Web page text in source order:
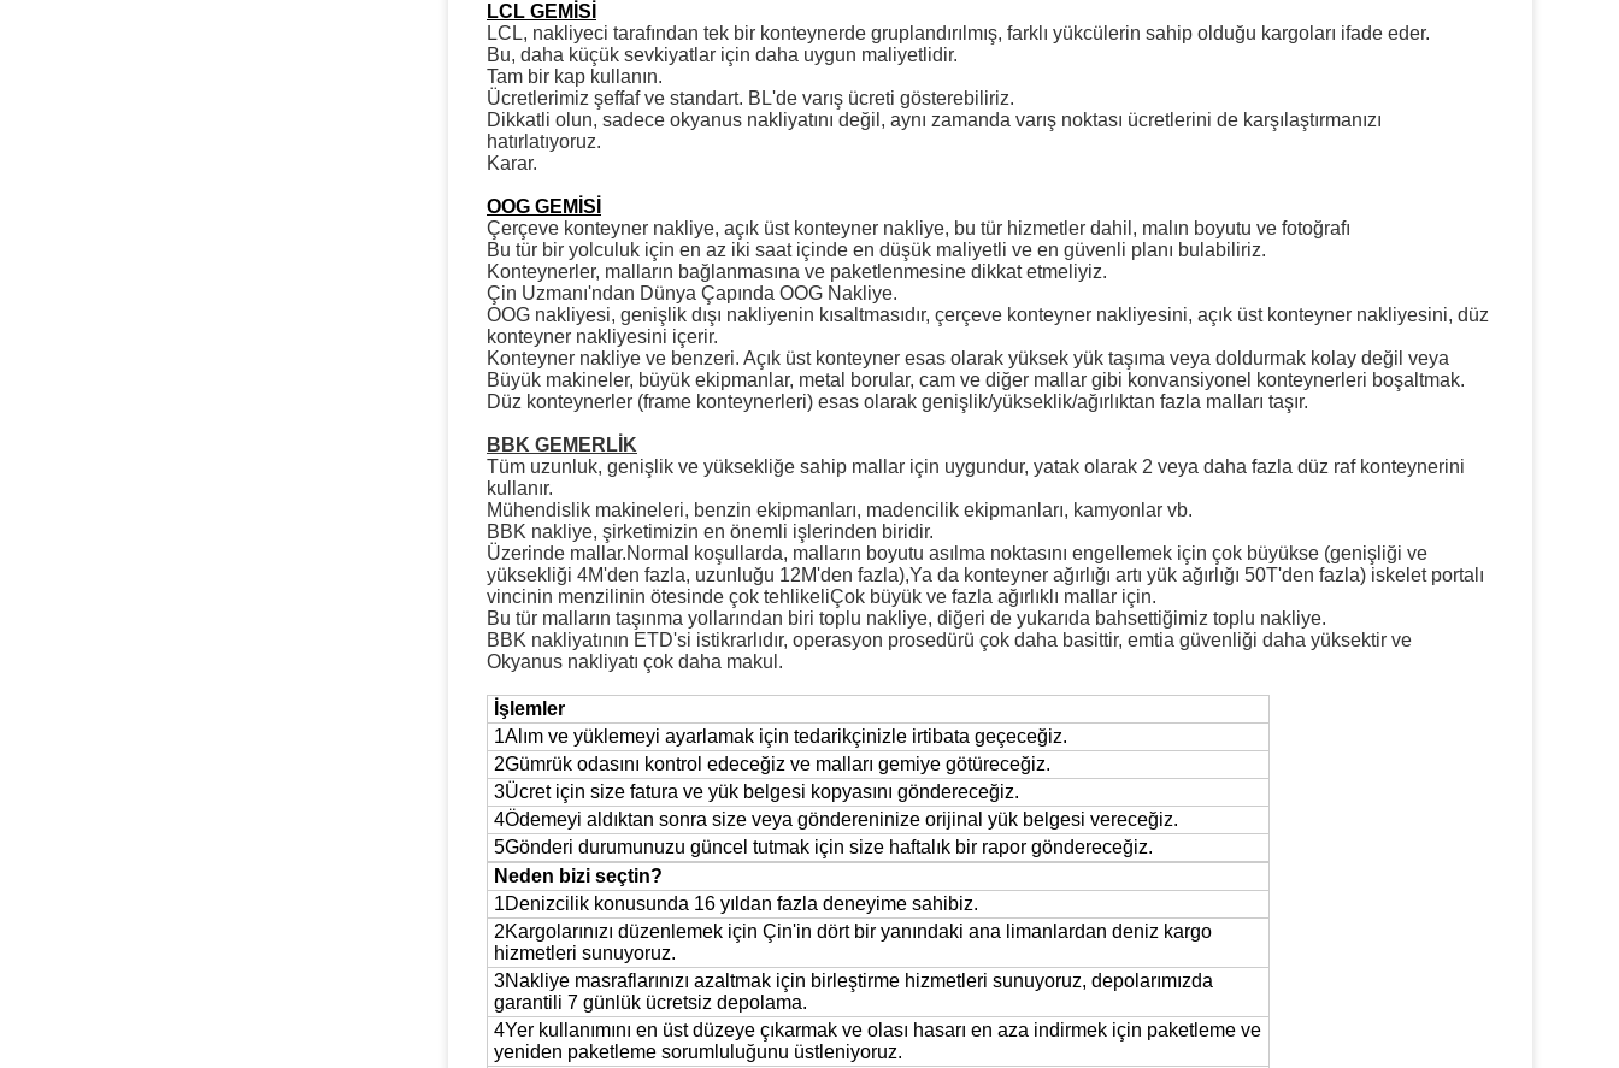
LCL GEMİSİ
LCL, nakliyeci tarafından tek bir konteynerde gruplandırılmış, farklı yükcülerin sahip olduğu kargoları ifade eder.
Bu, daha küçük sevkiyatlar için daha uygun maliyetlidir.
Tam bir kap kullanın.
Ücretlerimiz şeffaf ve standart. BL'de varış ücreti gösterebiliriz.
Dikkatli olun, sadece okyanus nakliyatını değil, aynı zamanda varış noktası ücretlerini de karşılaştırmanızı
hatırlatıyoruz.
Karar.
OOG GEMİSİ
Çerçeve konteyner nakliye, açık üst konteyner nakliye, bu tür hizmetler dahil, malın boyutu ve fotoğrafı
Bu tür bir yolculuk için en az iki saat içinde en düşük maliyetli ve en güvenli planı bulabiliriz.
Konteynerler, malların bağlanmasına ve paketlenmesine dikkat etmeliyiz.
Çin Uzmanı'ndan Dünya Çapında OOG Nakliye.
OOG nakliyesi, genişlik dışı nakliyenin kısaltmasıdır, çerçeve konteyner nakliyesini, açık üst konteyner nakliyesini, düz
konteyner nakliyesini içerir.
Konteyner nakliye ve benzeri. Açık üst konteyner esas olarak yüksek yük taşıma veya doldurmak kolay değil veya
Büyük makineler, büyük ekipmanlar, metal borular, cam ve diğer mallar gibi konvansiyonel konteynerleri boşaltmak.
Düz konteynerler (frame konteynerleri) esas olarak genişlik/yükseklik/ağırlıktan fazla malları taşır.
BBK GEMERLİK
Tüm uzunluk, genişlik ve yüksekliğe sahip mallar için uygundur, yatak olarak 2 veya daha fazla düz raf konteynerini
kullanır.
Mühendislik makineleri, benzin ekipmanları, madencilik ekipmanları, kamyonlar vb.
BBK nakliye, şirketimizin en önemli işlerinden biridir.
Üzerinde mallar.Normal koşullarda, malların boyutu asılma noktasını engellemek için çok büyükse (genişliği ve
yüksekliği 4M'den fazla, uzunluğu 12M'den fazla),Ya da konteyner ağırlığı artı yük ağırlığı 50T'den fazla) iskelet portalı
vincinin menzilinin ötesinde çok tehlikeliÇok büyük ve fazla ağırlıklı mallar için.
Bu tür malların taşınma yollarından biri toplu nakliye, diğeri de yukarıda bahsettiğimiz toplu nakliye.
BBK nakliyatının ETD'si istikrarlıdır, operasyon prosedürü çok daha basittir, emtia güvenliği daha yüksektir ve
Okyanus nakliyatı çok daha makul.
İşlemler
1Alım ve yüklemeyi ayarlamak için tedarikçinizle irtibata geçeceğiz.
2Gümrük odasını kontrol edeceğiz ve malları gemiye götüreceğiz.
3Ücret için size fatura ve yük belgesi kopyasını göndereceğiz.
4Ödemeyi aldıktan sonra size veya göndereninize orijinal yük belgesi vereceğiz.
5Gönderi durumunuzu güncel tutmak için size haftalık bir rapor göndereceğiz.
Neden bizi seçtin?
1Denizcilik konusunda 16 yıldan fazla deneyime sahibiz.
2Kargolarınızı düzenlemek için Çin'in dört bir yanındaki ana limanlardan deniz kargo
hizmetleri sunuyoruz.
3Nakliye masraflarınızı azaltmak için birleştirme hizmetleri sunuyoruz, depolarımızda
garantili 7 günlük ücretsiz depolama.
4Yer kullanımını en üst düzeye çıkarmak ve olası hasarı en aza indirmek için paketleme ve
yeniden paketleme sorumluluğunu üstleniyoruz.